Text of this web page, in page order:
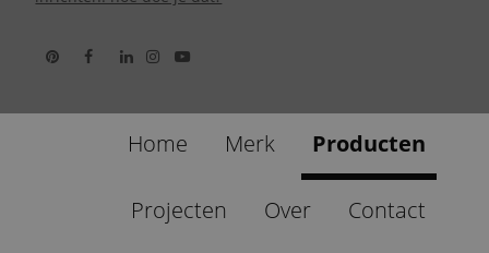
Home Merk Producten
Projecten Over Contact